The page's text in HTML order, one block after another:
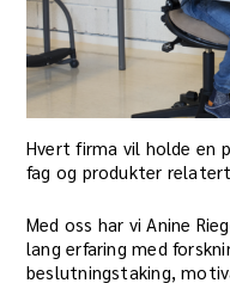
Hvert firma vil holde en
fag og produkter
Med oss har vi Anine
lang erfaring med
beslutningstaking,